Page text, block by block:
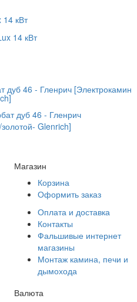
14 кВт
46 - Гленрич [Электрокамин
Магазин
Корзина
Оформить заказ
Оплата и доставка
Контакты
Фальшивые интернет
магазины
Монтаж камина, печи и
дымохода
Валюта